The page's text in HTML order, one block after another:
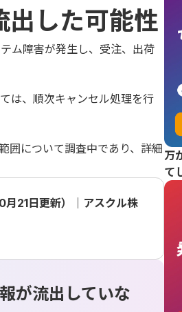
出した可能性
ム障害が発生し、受注、出荷
は、順次キャンセル処理を行
囲について調査中であり、詳細
月21日更新）｜アスクル株
が流出していな
万
て